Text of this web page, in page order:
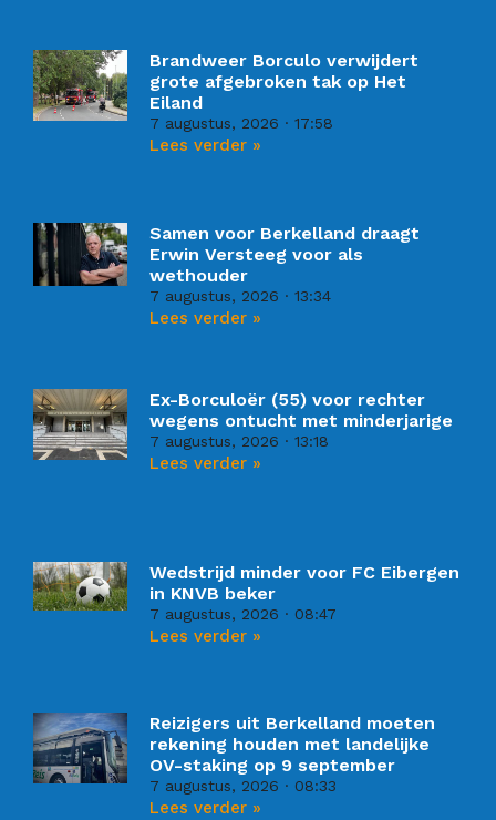
Brandweer Borculo verwijdert
grote afgebroken tak op Het
Eiland
7 augustus, 2026 17:58
Lees verder »
Samen voor Berkelland draagt
Erwin Versteeg voor als
wethouder
7 augustus, 2026 13:34
Lees verder »
Ex-Borculoër (55) voor rechter
wegens ontucht met minderjarige
7 augustus, 2026 13:18
Lees verder »
Wedstrijd minder voor FC Eibergen
in KNVB beker
7 augustus, 2026 08:47
Lees verder »
Reizigers uit Berkelland moeten
rekening houden met landelijke
OV-staking op 9 september
7 augustus, 2026 08:33
Lees verder »